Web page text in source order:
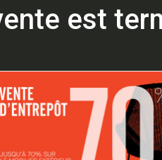
est